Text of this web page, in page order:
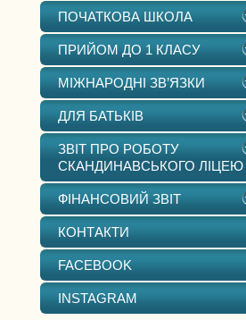
ПОЧАТКОВА ШКОЛА
ПРИЙОМ ДО 1 КЛАСУ
МІЖНАРОДНІ ЗВ’ЯЗКИ
ДЛЯ БАТЬКІВ
ЗВІТ ПРО РОБОТУ
СКАНДИНАВСЬКОГО ЛІЦЕЮ
ФІНАНСОВИЙ ЗВІТ
КОНТАКТИ
FACEBOOK
INSTAGRAM